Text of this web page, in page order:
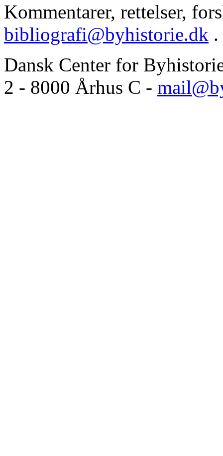
Kommentarer, rettelser,
bibliografi@byhistorie.dk .
Dansk Center for
2 - 8000 Århus C -